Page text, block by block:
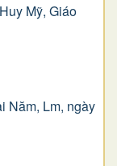
Mỹ, Giáo
Năm, Lm, ngày